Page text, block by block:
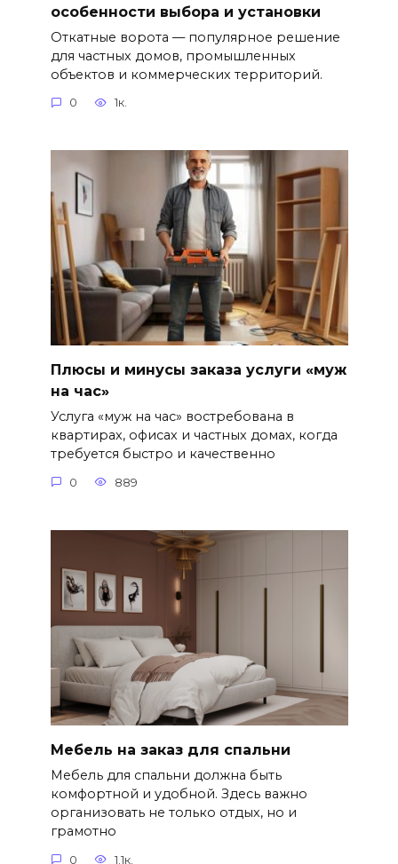
особенности выбора и установки
Откатные ворота — популярное решение
для частных домов, промышленных
объектов и коммерческих территорий.
0 1к.
Плюсы и минусы заказа услуги «муж
на час»
Услуга «муж на час» востребована в
квартирах, офисах и частных домах, когда
требуется быстро и качественно
0 889
Мебель на заказ для спальни
Мебель для спальни должна быть
комфортной и удобной. Здесь важно
организовать не только отдых, но и
грамотно
0 1.1к.